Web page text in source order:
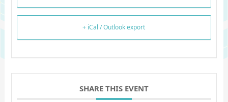
+ iCal / Outlook export
SHARE THIS EVENT